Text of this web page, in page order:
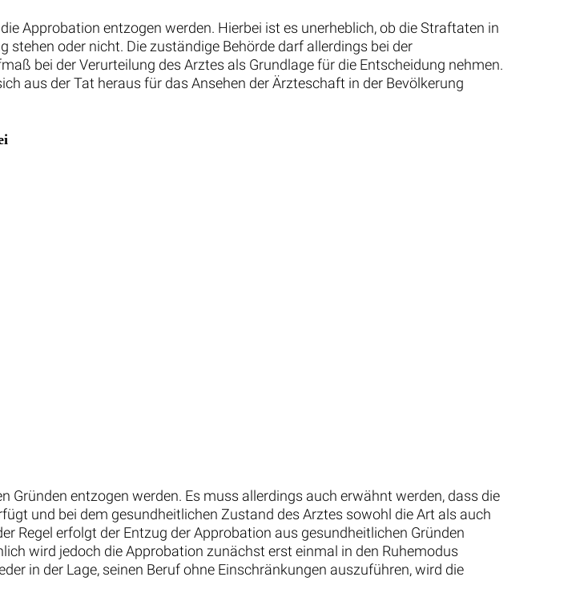
Approbation entzogen werden. Hierbei ist es unerheblich, ob die Straftaten in
oder nicht. Die zuständige Behörde darf allerdings bei der
bei der Verurteilung des Arztes als Grundlage für die Entscheidung nehmen.
aus der Tat heraus für das Ansehen der Ärzteschaft in der Bevölkerung
entzogen werden. Es muss allerdings auch erwähnt werden, dass die
und bei dem gesundheitlichen Zustand des Arztes sowohl die Art als auch
Regel erfolgt der Entzug der Approbation aus gesundheitlichen Gründen
wird jedoch die Approbation zunächst erst einmal in den Ruhemodus
in der Lage, seinen Beruf ohne Einschränkungen auszuführen, wird die